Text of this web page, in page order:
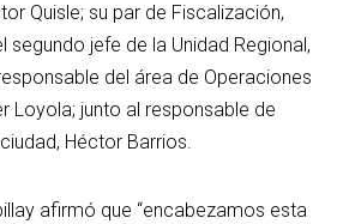
Quisle; su par de Fiscalización,
segundo jefe de la Unidad Regional,
del área de Operaciones
Loyola; junto al responsable de
Héctor Barrios.
afirmó que “encabezamos esta